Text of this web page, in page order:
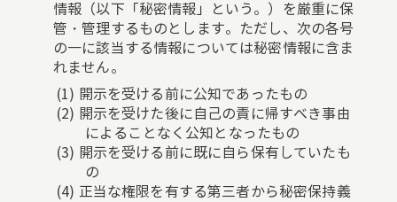
情報（以下「秘密情報」という。）を厳重に保
管・管理するものとします。ただし、次の各号
の一に該当する情報については秘密情報に含ま
れません。
開示を受ける前に公知であったもの
開示を受けた後に自己の責に帰すべき事由
によることなく公知となったもの
開示を受ける前に既に自ら保有していたも
の
正当な権限を有する第三者から秘密保持義